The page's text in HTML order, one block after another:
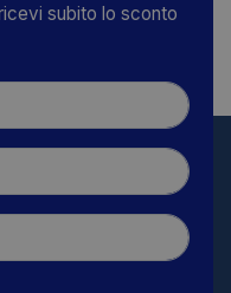
subito lo sconto